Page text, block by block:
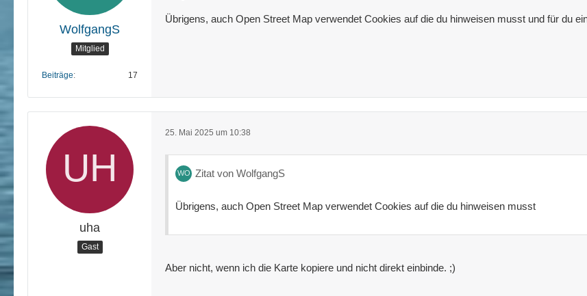
WolfgangS
Mitglied
Beiträge 17
Übrigens, auch Open Street Map verwendet Cookies auf die du hinweisen musst und für du
uha
Gast
25. Mai 2025 um 10:38
Zitat von WolfgangS
Übrigens, auch Open Street Map verwendet Cookies auf die du hinweisen musst
Aber nicht, wenn ich die Karte kopiere und nicht direkt einbinde. ;)